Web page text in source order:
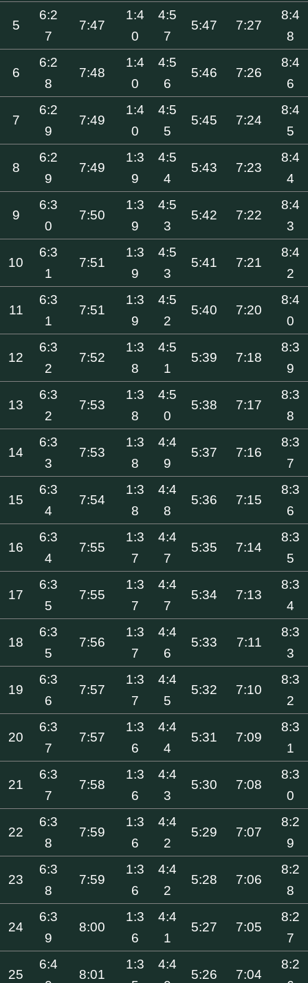
5
6:2
7
7:47
1:4
0
4:5
7
5:47 7:27
8:4
8
6
6:2
8
7:48
1:4
0
4:5
6
5:46 7:26
8:4
6
7
6:2
9
7:49
1:4
0
4:5
5
5:45 7:24
8:4
5
8
6:2
9
7:49
1:3
9
4:5
4
5:43 7:23
8:4
4
9
6:3
0
7:50
1:3
9
4:5
3
5:42 7:22
8:4
3
10
6:3
1
7:51
1:3
9
4:5
3
5:41 7:21
8:4
2
11
6:3
1
7:51
1:3
9
4:5
2
5:40 7:20
8:4
0
12
6:3
2
7:52
1:3
8
4:5
1
5:39 7:18
8:3
9
13
6:3
2
7:53
1:3
8
4:5
0
5:38 7:17
8:3
8
14
6:3
3
7:53
1:3
8
4:4
9
5:37 7:16
8:3
7
15
6:3
4
7:54
1:3
8
4:4
8
5:36 7:15
8:3
6
16
6:3
4
7:55
1:3
7
4:4
7
5:35 7:14
8:3
5
17
6:3
5
7:55
1:3
7
4:4
7
5:34 7:13
8:3
4
18
6:3
5
7:56
1:3
7
4:4
6
5:33 7:11
8:3
3
19
6:3
6
7:57
1:3
7
4:4
5
5:32 7:10
8:3
2
20
6:3
7
7:57
1:3
6
4:4
4
5:31 7:09
8:3
1
21
6:3
7
7:58
1:3
6
4:4
3
5:30 7:08
8:3
0
22
6:3
8
7:59
1:3
6
4:4
2
5:29 7:07
8:2
9
23
6:3
8
7:59
1:3
6
4:4
2
5:28 7:06
8:2
8
24
6:3
9
8:00
1:3
6
4:4
1
5:27 7:05
8:2
7
25
6:4
8:01
1:3
4:4
5:26 7:04
8:2